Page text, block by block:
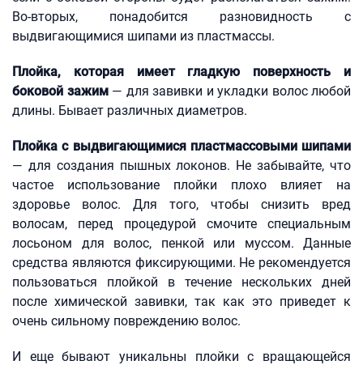
Во-вторых, понадобится разновидность с
выдвигающимися шипами из пластмассы.
Плойка, которая имеет гладкую поверхность и
боковой зажим— для завивки и укладки волос любой
длины. Бывает различных диаметров.
Плойка с выдвигающимися пластмассовыми шипами
— для создания пышных локонов. Не забывайте, что
частое использование плойки плохо влияет на
здоровье волос. Для того, чтобы снизить вред
волосам, перед процедурой смочите специальным
лосьоном для волос, пенкой или муссом. Данные
средства являются фиксирующими. Не рекомендуется
пользоваться плойкой в течение нескольких дней
после химической завивки, так как это приведет к
очень сильному повреждению волос.
И еще бывают уникальны плойки с вращающейся